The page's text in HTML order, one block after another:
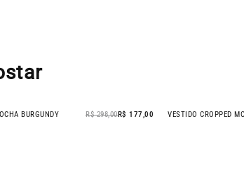
BURGUNDY R$ 298,00R$ 177,00 - 41% OFF
VESTIDO CROPPED